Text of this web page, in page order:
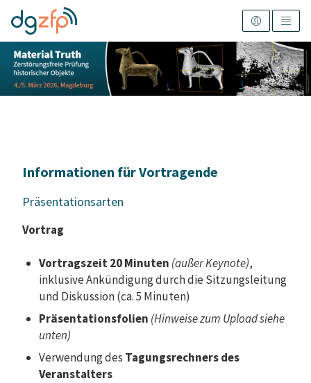
Informationen für Vortragende
Präsentationsarten
Vortrag
Vortragszeit 20 Minuten (außer Keynote),
inklusive Ankündigung durch die Sitzungsleitung
und Diskussion (ca. 5 Minuten)
Präsentationsfolien (Hinweise zum Upload siehe
unten)
Verwendung des Tagungsrechners des
Veranstalters